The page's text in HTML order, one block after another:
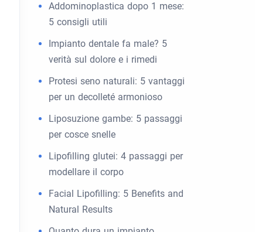
Addominoplastica dopo 1 mese:
5 consigli utili
Impianto dentale fa male? 5
verità sul dolore e i rimedi
Protesi seno naturali: 5 vantaggi
per un decolleté armonioso
Liposuzione gambe: 5 passaggi
per cosce snelle
Lipofilling glutei: 4 passaggi per
modellare il corpo
Facial Lipofilling: 5 Benefits and
Natural Results